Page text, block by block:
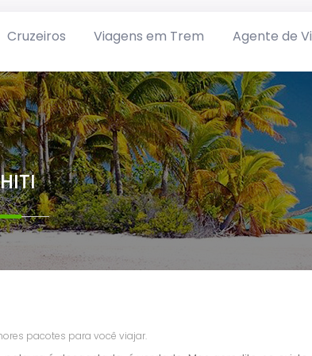
Cruzeiros Viagens em Trem Agente de
pacotes para você viajar.